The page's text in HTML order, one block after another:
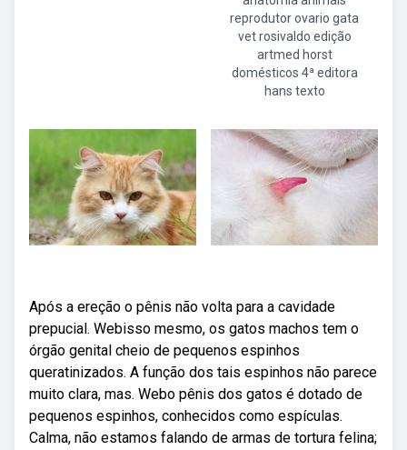
reprodutor ovario gata
vet rosivaldo edição
artmed horst
domésticos 4ª editora
hans texto
Após a ereção o pênis não volta para a cavidade
prepucial. Webisso mesmo, os gatos machos tem o
órgão genital cheio de pequenos espinhos
queratinizados. A função dos tais espinhos não parece
muito clara, mas. Webo pênis dos gatos é dotado de
pequenos espinhos, conhecidos como espículas.
Calma, não estamos falando de armas de tortura felina;